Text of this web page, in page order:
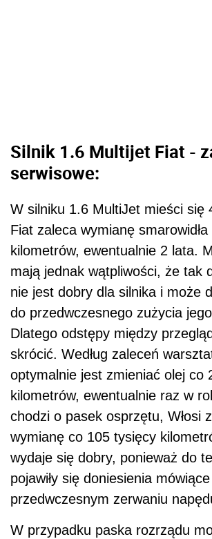
Silnik 1.6 Multijet Fiat -
serwisowe:
W silniku 1.6 MultiJet mieści się
Fiat zaleca wymianę
kilometrów, ewentualnie 2 lata.
mają jednak wątpliwości, że tak
nie jest dobry dla silnika i może
do przedwczesnego zużycia
Dlatego odstępy między
skrócić. Według zaleceń
optymalnie jest zmieniać olej co
kilometrów, ewentualnie raz w
chodzi o pasek osprzętu, Włosi
wymianę co 105 tysięcy
wydaje się dobry, ponieważ do
pojawiły się doniesienia
przedwczesnym zerwaniu
W przypadku paska rozrządu